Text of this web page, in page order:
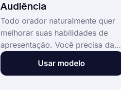
Audiência
Todo orador naturalmente quer
melhorar suas habilidades de
apresentação. Você precisa da
ajuda dos outros para melhorar.
A audiência pode avaliá-lo
Usar modelo